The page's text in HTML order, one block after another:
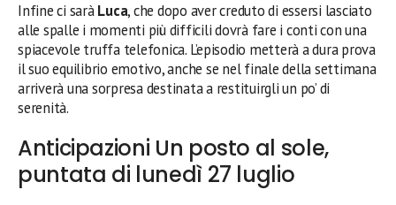
Infine ci saràLuca, che dopo aver creduto di essersi lasciato
alle spalle i momenti più difficili dovrà fare i conti con una
spiacevole truffa telefonica. L’episodio metterà a dura prova
il suo equilibrio emotivo, anche se nel finale della settimana
arriverà una sorpresa destinata a restituirgli un po’ di
serenità.
Anticipazioni Un posto al sole,
puntata di lunedì 27 luglio